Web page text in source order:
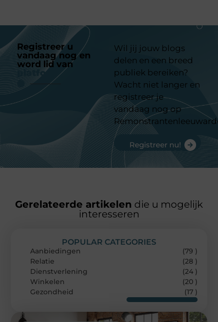
Registreer u
vandaag nog en
word lid van
platform
Wil jij jouw blogs
delen en een breed
publiek bereiken?
Wacht niet langer en
registreer je
vandaag nog op
Registreer nu!
Gerelateerde artikelen die u mogelijk
interesseren
POPULAR CATEGORIES
Aanbiedingen
(79 )
Relatie
(28 )
Dienstverlening
(24 )
Winkelen
(20 )
Gezondheid
(17 )